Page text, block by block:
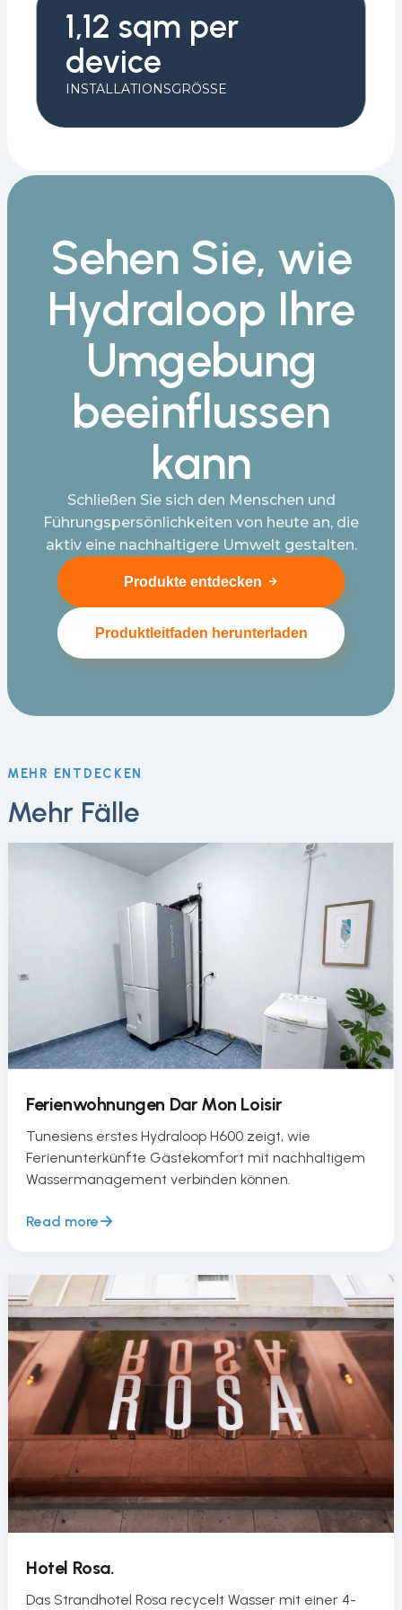
1,12 sqm per
device
INSTALLATIONSGRÖSSE
Sehen Sie, wie
Hydraloop Ihre
Umgebung
beeinflussen
kann
Schließen Sie sich den Menschen und
Führungspersönlichkeiten von heute an, die
aktiv eine nachhaltigere Umwelt gestalten.
Produkte entdecken
Produktleitfaden herunterladen
MEHR ENTDECKEN
Mehr Fälle
Ferienwohnungen Dar Mon Loisir
Tunesiens erstes Hydraloop H600 zeigt, wie
Ferienunterkünfte Gästekomfort mit nachhaltigem
Wassermanagement verbinden können.
Read more
Hotel Rosa.
Das Strandhotel Rosa recycelt Wasser mit einer 4-